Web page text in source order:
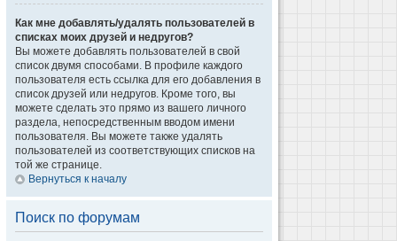
Как мне добавлять/удалять пользователей в
списках моих друзей и недругов?
Вы можете добавлять пользователей в свой
список двумя способами. В профиле каждого
пользователя есть ссылка для его добавления в
список друзей или недругов. Кроме того, вы
можете сделать это прямо из вашего личного
раздела, непосредственным вводом имени
пользователя. Вы можете также удалять
пользователей из соответствующих списков на
той же странице.
Вернуться к началу
Поиск по форумам